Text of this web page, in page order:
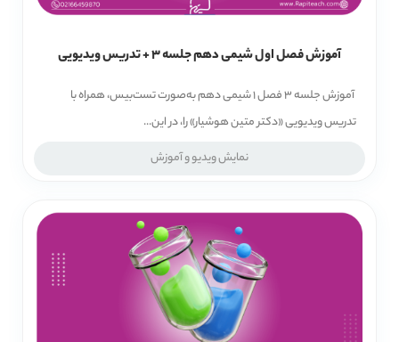
آموزش فصل اول شیمی دهم جلسه 3 + تدریس ویدیویی
آموزش جلسه 3 فصل 1 شیمی دهم به‌صورت تست‌بیس، همراه با
تدریس ویدیویی «دکتر متین هوشیار» را، در این...
نمایش ویدیو و آموزش